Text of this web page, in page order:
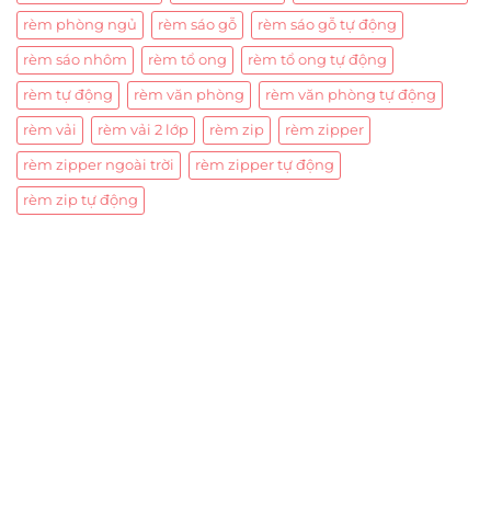
rèm phòng ngủ rèm sáo gỗ rèm sáo gỗ tự động
rèm sáo nhôm rèm tổ ong rèm tổ ong tự động
rèm tự động rèm văn phòng rèm văn phòng tự động
rèm vải rèm vải 2 lớp rèm zip rèm zipper
rèm zipper ngoài trời rèm zipper tự động
rèm zip tự động